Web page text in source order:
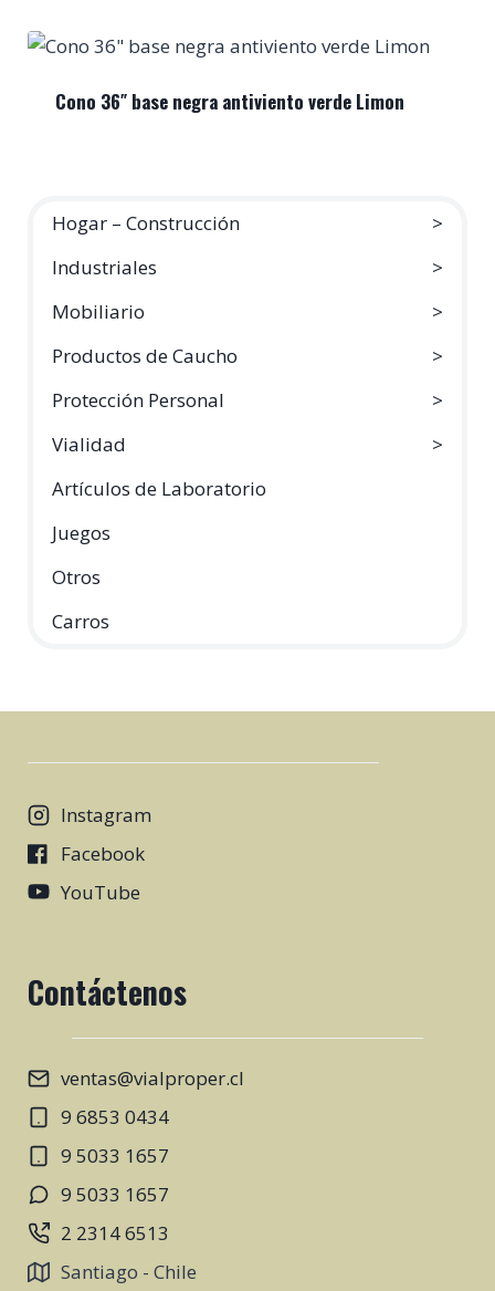
Cono 36″ base negra antiviento verde Limon
Hogar – Construcción
Industriales
Mobiliario
Productos de Caucho
Protección Personal
Vialidad
Artículos de Laboratorio
Juegos
Otros
Carros
Instagram
Facebook
YouTube
Contáctenos
ventas@vialproper.cl
9 6853 0434
9 5033 1657
9 5033 1657
2 2314 6513
Santiago - Chile